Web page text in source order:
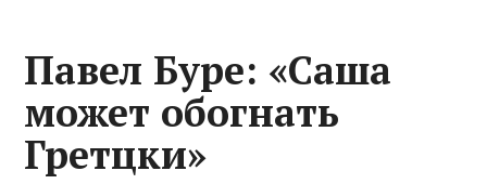
Павел Буре: «Саша
может обогнать
Гретцки»